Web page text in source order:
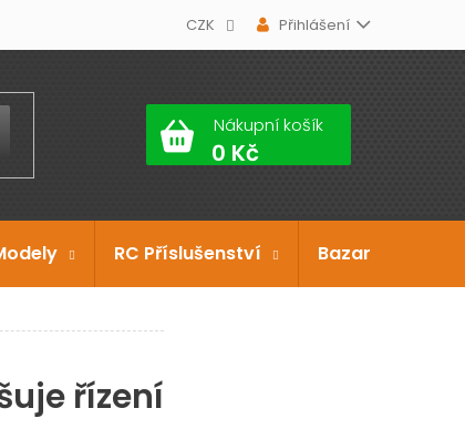
CZK Přihlášení
Nákupní košík
RC Příslušenství Bazar
řízení